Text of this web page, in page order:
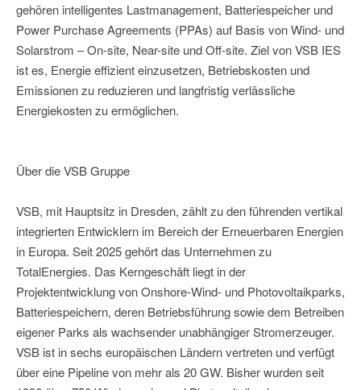
gehören intelligentes Lastmanagement, Batteriespeicher und
Power Purchase Agreements (PPAs) auf Basis von Wind- und
Solarstrom – On-site, Near-site und Off-site. Ziel von VSB IES
ist es, Energie effizient einzusetzen, Betriebskosten und
Emissionen zu reduzieren und langfristig verlässliche
Energiekosten zu ermöglichen.
Über die VSB Gruppe
VSB, mit Hauptsitz in Dresden, zählt zu den führenden vertikal
integrierten Entwicklern im Bereich der Erneuerbaren Energien
in Europa. Seit 2025 gehört das Unternehmen zu
TotalEnergies. Das Kerngeschäft liegt in der
Projektentwicklung von Onshore-Wind- und Photovoltaikparks,
Batteriespeichern, deren Betriebsführung sowie dem Betreiben
eigener Parks als wachsender unabhängiger Stromerzeuger.
VSB ist in sechs europäischen Ländern vertreten und verfügt
über eine Pipeline von mehr als 20 GW. Bisher wurden seit